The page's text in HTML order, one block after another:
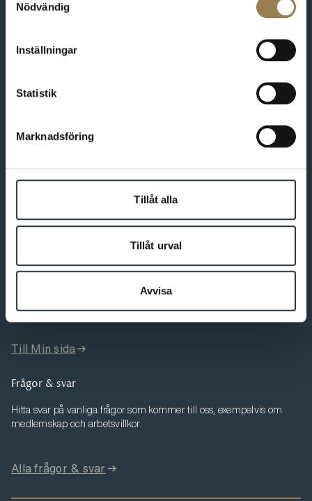
Nödvändig
Inställningar
Statistik
Marknadsföring
Tillåt alla
Tillåt urval
Avvisa
Bli medlem
Varmt välkommen att kontakta oss. Du som är medlem hittar
Fler kontaktuppgifter
Min sida
Här kan du ändra dina uppgifter, se dina fakturor och ta del av
Till Min sida
Frågor & svar
Hitta svar på vanliga frågor som kommer till oss, exempelvis om
medlemskap och arbetsvillkor.
Alla frågor & svar